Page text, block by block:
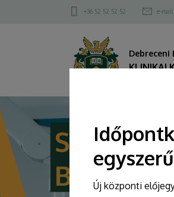
KLINIKAI
KÖZPONT
Felső
menü
+36 52 52 52 52 e-mail
Új központi
Debreceni
KLINIKAI